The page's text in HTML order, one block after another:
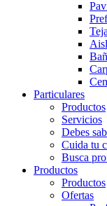
Particulares
Productos
Servicios
Debes
Cuida tu
Busca
Productos
Productos
Ofertas